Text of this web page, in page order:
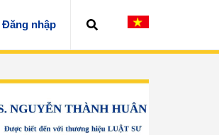
Đăng nhập